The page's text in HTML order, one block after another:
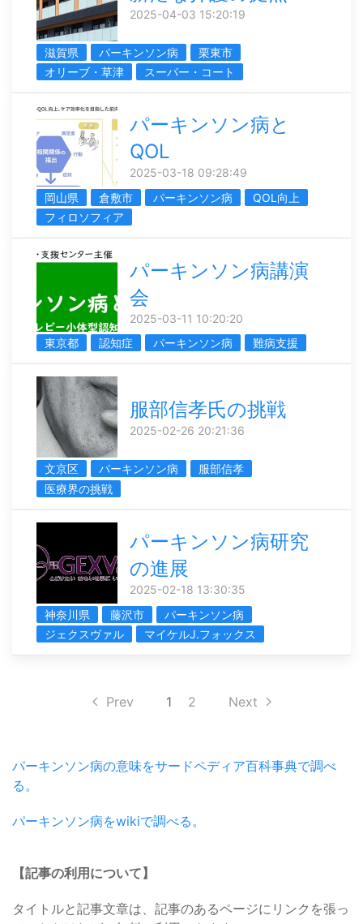
2025-04-03 15:20:19
滋賀県 パーキンソン病
栗東市
オリーブ・草津
スーパー・コート
パーキンソン病と
QOL
2025-03-18 09:28:49
岡山県
倉敷市 パーキンソン病
QOL向上
フィロソフィア
パーキンソン病講演
会
2025-03-11 10:20:20
東京都
認知症 パーキンソン病 難病支援
服部信孝氏の挑戦
2025-02-26 20:21:36
文京区 パーキンソン病
服部信孝
医療界の挑戦
パーキンソン病研究
の進展
2025-02-18 13:30:35
神奈川県
藤沢市
パーキンソン病
ジェクスヴァル
マイケルJ.フォックス
Prev 1 2 Next
パーキンソン病の意味をサードペディア百科事典で調べ
る。
パーキンソン病をwikiで調べる。
【記事の利用について】
タイトルと記事文章は、記事のあるページにリンクを張っ